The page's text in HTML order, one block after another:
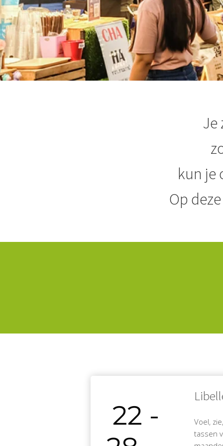
Je
kun je
Op
Voel,
tassen